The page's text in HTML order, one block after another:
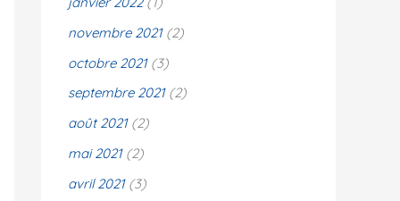
novembre 2021(2)
octobre 2021(3)
septembre 2021(2)
août 2021(2)
mai 2021(2)
avril 2021(3)